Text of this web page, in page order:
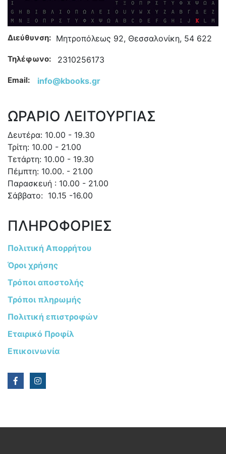
Διεύθυνση: Μητροπόλεως 92, Θεσσαλονίκη, 54 622
Τηλέφωνο: 2310256173
Email: info@kbooks.gr
ΩΡΑΡΙΟ ΛΕΙΤΟΥΡΓΙΑΣ
Δευτέρα: 10.00 - 19.30
Τρίτη: 10.00 - 21.00
Τετάρτη: 10.00 - 19.30
Πέμπτη: 10.00. - 21.00
Παρασκευή : 10.00 - 21.00
Σάββατο: 10.15 -16.00
ΠΛΗΡΟΦΟΡΙΕΣ
Πολιτική Απορρήτου
Όροι χρήσης
Τρόποι αποστολής
Τρόποι πληρωμής
Πολιτική επιστροφών
Εταιρικό Προφίλ
Επικοινωνία